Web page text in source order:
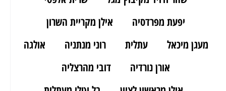
יפעת מפרדסיה
אילן מקריית השרון
מעגן מיכאל
עתלית רוני מנתניה
אולגה
אורן נורדיה
דובי מהרצליה